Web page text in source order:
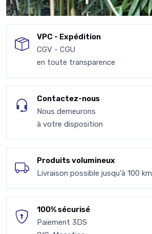
VPC - Expédition
CGV - CGU
en toute transparence
Contactez-nous
Nous demeurons
à votre disposition
Produits volumineux
Livraison possible jusqu'à 100 km
100% sécurisé
Paiement 3DS